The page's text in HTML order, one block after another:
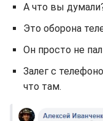
А что вы
Это оборона
Он просто не
Залег с
что там.